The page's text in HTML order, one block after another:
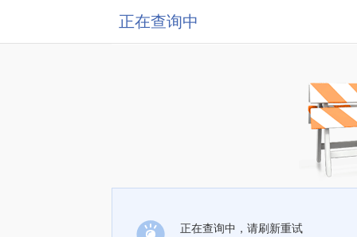
正在查询中
正在查询中，请刷新重试